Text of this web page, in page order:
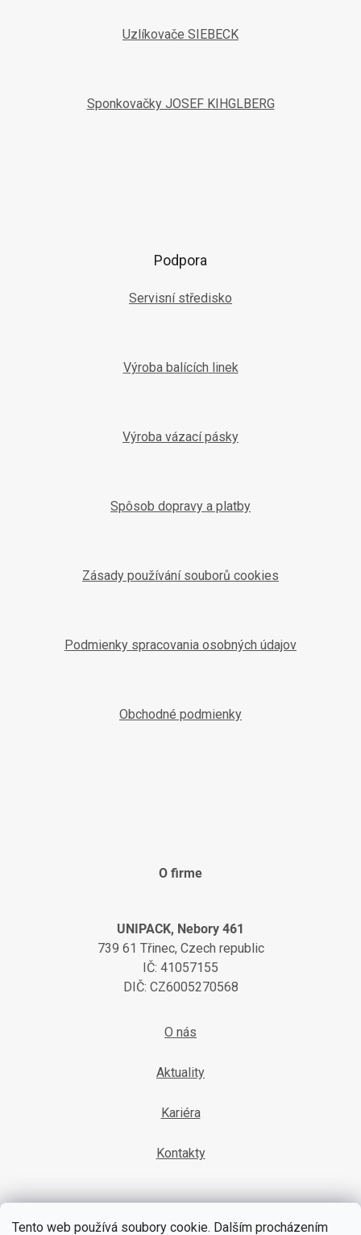
Tento web používá soubory cookie. Dalším procházením
Uzlíkovače SIEBECK
Sponkovačky JOSEF KIHGLBERG
Podpora
Servisní středisko
Výroba balících linek
Výroba vázací pásky
Spôsob dopravy a platby
Zásady používání souborů cookies
Podmienky spracovania osobných údajov
Obchodné podmienky
O firme
UNIPACK, Nebory 461
739 61 Třinec, Czech republic
IČ: 41057155
DIČ: CZ6005270568
O nás
Aktuality
Kariéra
Kontakty